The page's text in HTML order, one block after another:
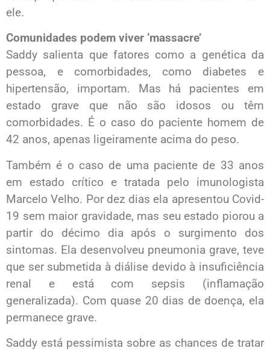
ele.
Comunidades podem viver ‘massacre’
Saddy salienta que fatores como a genética da
pessoa, e comorbidades, como diabetes e
hipertensão, importam. Mas há pacientes em
estado grave que não são idosos ou têm
comorbidades. É o caso do paciente homem de
42 anos, apenas ligeiramente acima do peso.
Também é o caso de uma paciente de 33 anos
em estado crítico e tratada pelo imunologista
Marcelo Velho. Por dez dias ela apresentou Covid-
19 sem maior gravidade, mas seu estado piorou a
partir do décimo dia após o surgimento dos
sintomas. Ela desenvolveu pneumonia grave, teve
que ser submetida à diálise devido à insuficiência
renal e está com sepsis (inflamação
generalizada). Com quase 20 dias de doença, ela
permanece grave.
Saddy está pessimista sobre as chances de tratar